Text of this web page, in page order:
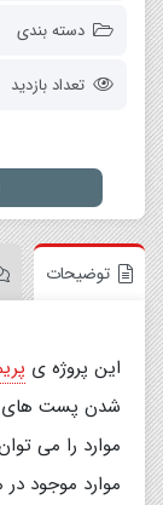
دسته بندی
تعداد بازدید
توضیحات
این پروژه ی
شدن پست های
موارد را می
موارد موجود